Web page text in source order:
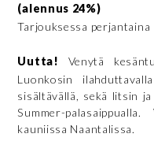
(alennus 24%)
Tarjouksessa perjantaina
Uutta! Venytä
Luonkosin
sisältävällä, sekä litsin
Summer-
kauniissa Naantalissa.